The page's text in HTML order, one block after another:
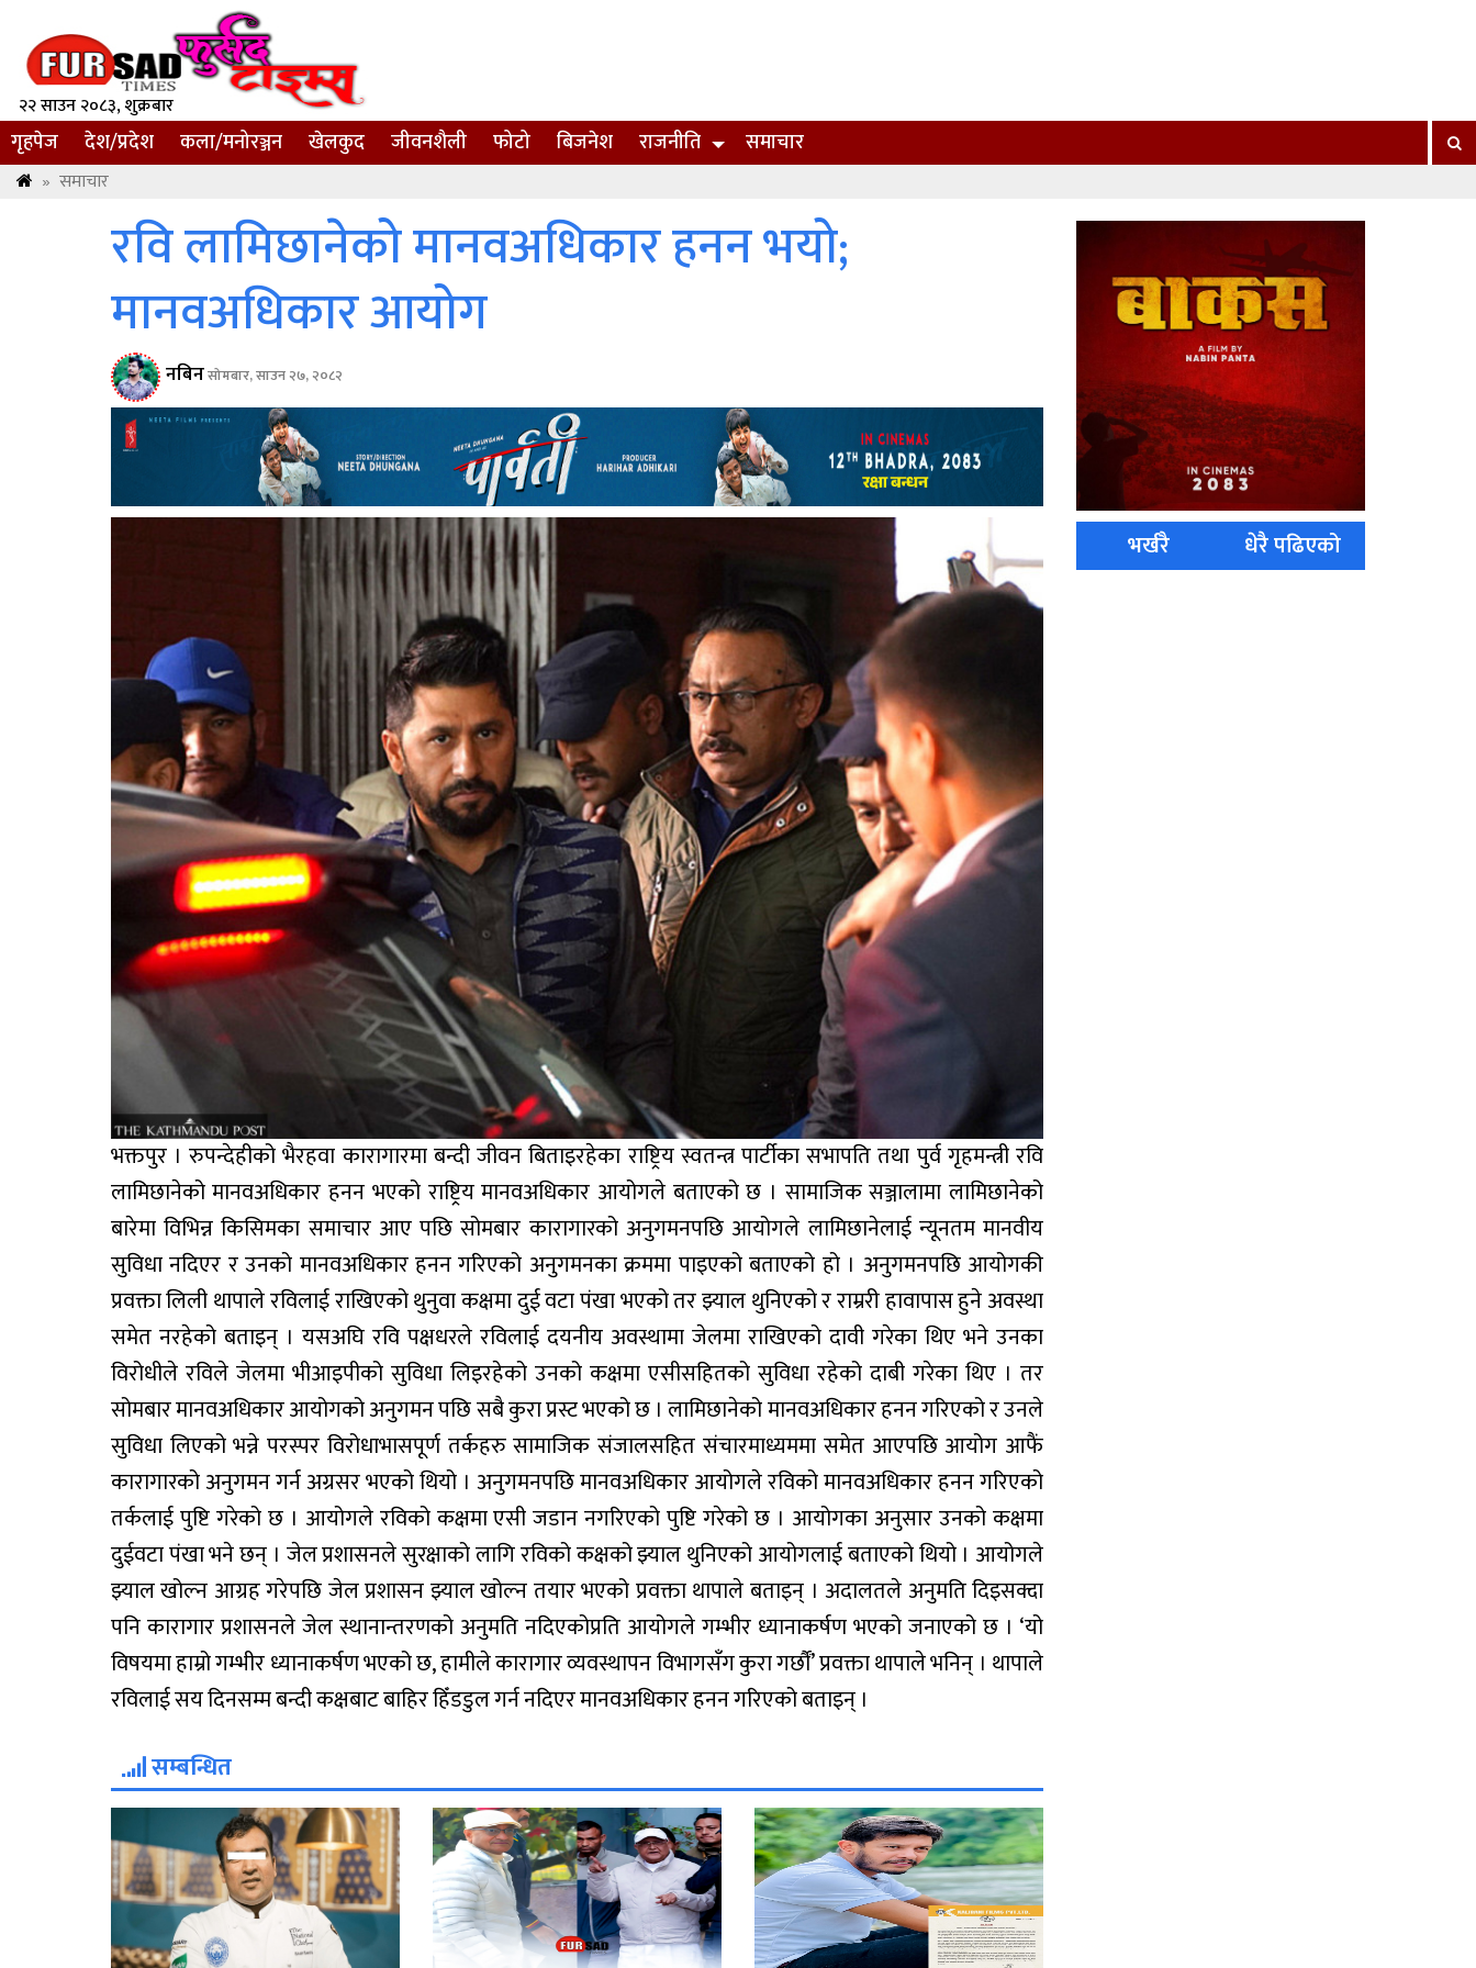
२२ साउन २०८३, शुक्रबार
गृहपेज देश/प्रदेश कला/मनोरञ्जन खेलकुद जीवनशैली फोटो बिजनेश राजनीति समाचार
» समाचार
रवि लामिछानेको मानवअधिकार हनन भयो;
मानवअधिकार आयोग
नबिनसोमबार, साउन २७, २०८२
भक्तपुर । रुपन्देहीको भैरहवा कारागारमा बन्दी जीवन बिताइरहेका राष्ट्रिय स्वतन्त्र पार्टीका सभापति तथा पुर्व गृहमन्त्री रवि
लामिछानेको मानवअधिकार हनन भएको राष्ट्रिय मानवअधिकार आयोगले बताएको छ । सामाजिक सञ्जालामा लामिछानेको
बारेमा विभिन्न किसिमका समाचार आए पछि सोमबार कारागारको अनुगमनपछि आयोगले लामिछानेलाई न्यूनतम मानवीय
सुविधा नदिएर र उनको मानवअधिकार हनन गरिएको अनुगमनका क्रममा पाइएको बताएको हो । अनुगमनपछि आयोगकी
प्रवक्ता लिली थापाले रविलाई राखिएको थुनुवा कक्षमा दुई वटा पंखा भएको तर झ्याल थुनिएको र राम्ररी हावापास हुने अवस्था
समेत नरहेको बताइन् । यसअघि रवि पक्षधरले रविलाई दयनीय अवस्थामा जेलमा राखिएको दावी गरेका थिए भने उनका
विरोधीले रविले जेलमा भीआइपीको सुविधा लिइरहेको उनको कक्षमा एसीसहितको सुविधा रहेको दाबी गरेका थिए । तर
सोमबार मानवअधिकार आयोगको अनुगमन पछि सबै कुरा प्रस्ट भएको छ । लामिछानेको मानवअधिकार हनन गरिएको र उनले
सुविधा लिएको भन्ने परस्पर विरोधाभासपूर्ण तर्कहरु सामाजिक संजालसहित संचारमाध्यममा समेत आएपछि आयोग आफैं
कारागारको अनुगमन गर्न अग्रसर भएको थियो । अनुगमनपछि मानवअधिकार आयोगले रविको मानवअधिकार हनन गरिएको
तर्कलाई पुष्टि गरेको छ । आयोगले रविको कक्षमा एसी जडान नगरिएको पुष्टि गरेको छ । आयोगका अनुसार उनको कक्षमा
दुईवटा पंखा भने छन् । जेल प्रशासनले सुरक्षाको लागि रविको कक्षको झ्याल थुनिएको आयोगलाई बताएको थियो । आयोगले
झ्याल खोल्न आग्रह गरेपछि जेल प्रशासन झ्याल खोल्न तयार भएको प्रवक्ता थापाले बताइन् । अदालतले अनुमति दिइसक्दा
पनि कारागार प्रशासनले जेल स्थानान्तरणको अनुमति नदिएकोप्रति आयोगले गम्भीर ध्यानाकर्षण भएको जनाएको छ । ‘यो
विषयमा हाम्रो गम्भीर ध्यानाकर्षण भएको छ, हामीले कारागार व्यवस्थापन विभागसँग कुरा गर्छौं’ प्रवक्ता थापाले भनिन् । थापाले
रविलाई सय दिनसम्म बन्दी कक्षबाट बाहिर हिँडडुल गर्न नदिएर मानवअधिकार हनन गरिएको बताइन् ।
सम्बन्धित
भर्खरै धेरै पढिएको